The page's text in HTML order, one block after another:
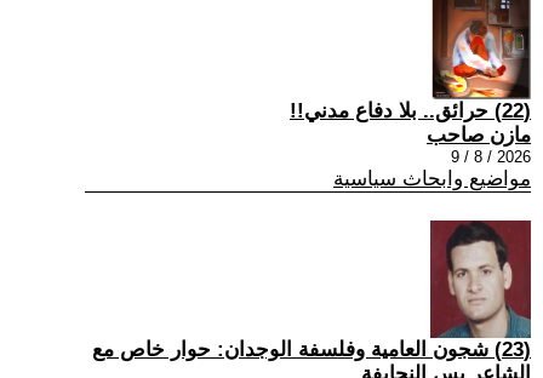
(22) حرائق.. بلا دفاع مدني!!
مازن صاحب
2026 / 8 / 9
مواضيع وابحاث سياسية
(23) شجون العامية وفلسفة الوجدان: حوار خاص مع